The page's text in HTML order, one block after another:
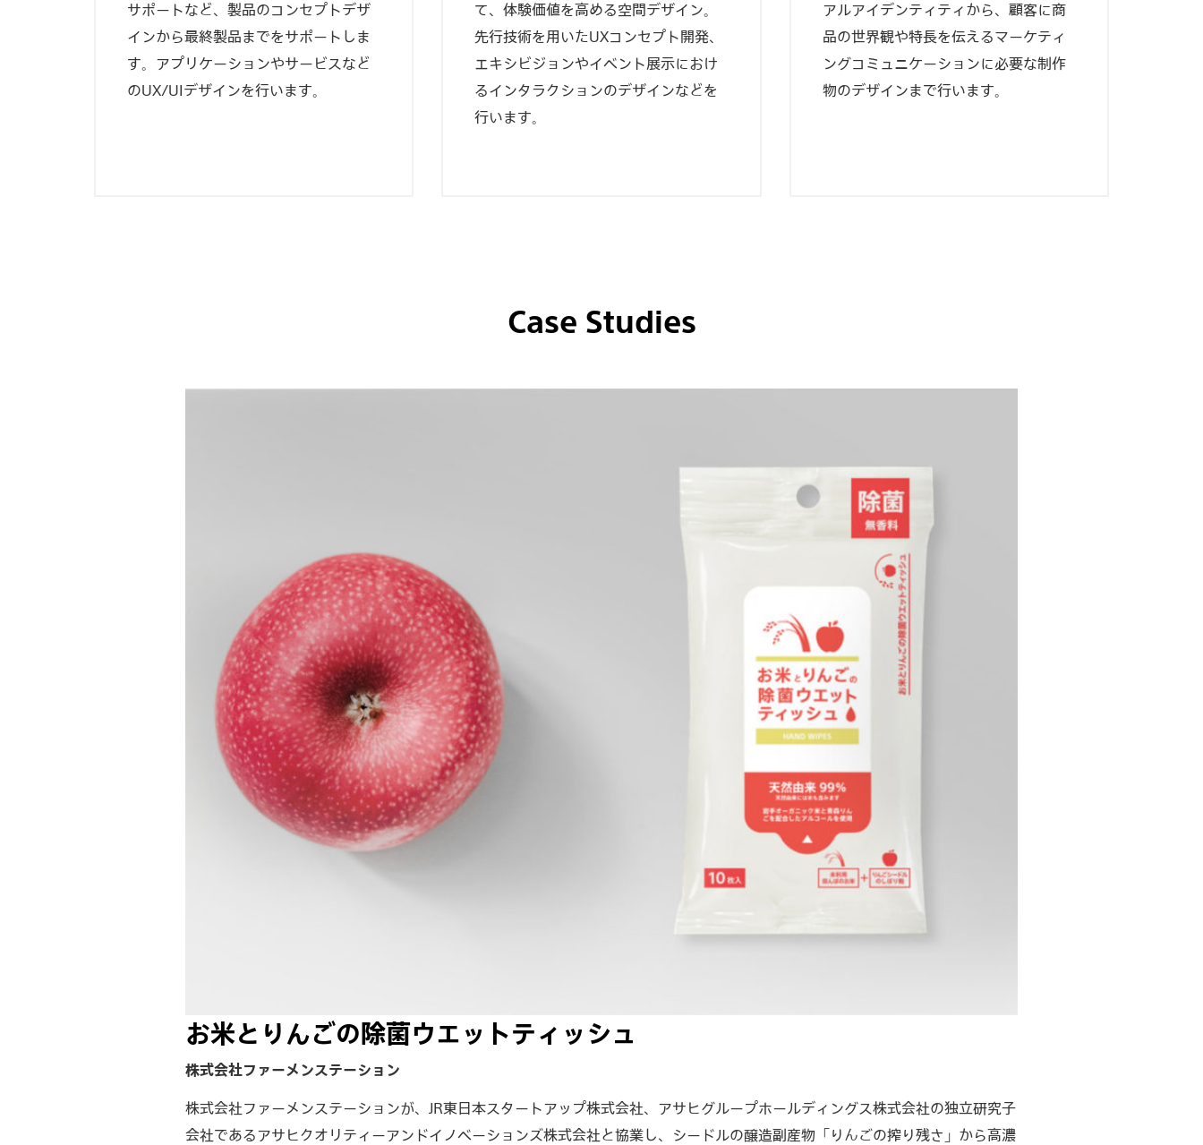
サポートなど、製品のコンセプトデザ
インから最終製品までをサポートしま
す。アプリケーションやサービスなど
のUX/UIデザインを行います。
て、体験価値を高める空間デザイン。
先行技術を用いたUXコンセプト開発、
エキシビジョンやイベント展示におけ
るインタラクションのデザインなどを
行います。
アルアイデンティティから、顧客に商
品の世界観や特長を伝えるマーケティ
ングコミュニケーションに必要な制作
物のデザインまで行います。
Case Studies
お米とりんごの除菌ウエットティッシュ
株式会社ファーメンステーション
株式会社ファーメンステーションが、JR東日本スタートアップ株式会社、アサヒグループホールディングス株式会社の独立研究子
会社であるアサヒクオリティーアンドイノベーションズ株式会社と協業し、シードルの醸造副産物「りんごの搾り残さ」から高濃